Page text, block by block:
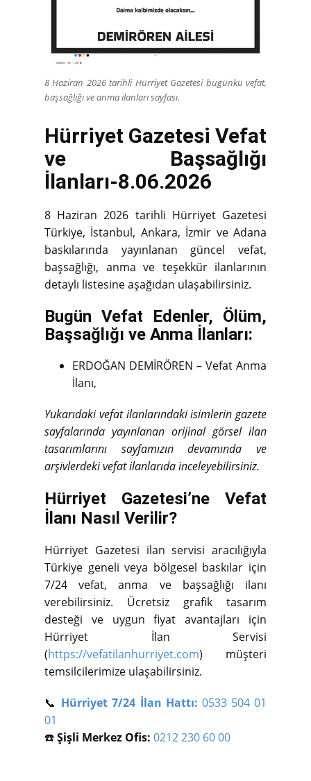
8 Haziran 2026 tarihli Hürriyet Gazetesi bugünkü vefat,
başsağlığı ve anma ilanları sayfası.
Hürriyet Gazetesi Vefat
ve Başsağlığı
İlanları-8.06.2026
8 Haziran 2026 tarihli Hürriyet Gazetesi
Türkiye, İstanbul, Ankara, İzmir ve Adana
baskılarında yayınlanan güncel vefat,
başsağlığı, anma ve teşekkür ilanlarının
detaylı listesine aşağıdan ulaşabilirsiniz.
Bugün Vefat Edenler, Ölüm,
Başsağlığı ve Anma İlanları:
ERDOĞAN DEMİRÖREN – Vefat Anma
İlanı,
Yukarıdaki vefat ilanlarındaki isimlerin gazete
sayfalarında yayınlanan orijinal görsel ilan
tasarımlarını sayfamızın devamında ve
arşivlerdeki vefat ilanlarıda inceleyebilirsiniz.
Hürriyet Gazetesi’ne Vefat
İlanı Nasıl Verilir?
Hürriyet Gazetesi ilan servisi aracılığıyla
Türkiye geneli veya bölgesel baskılar için
7/24 vefat, anma ve başsağlığı ilanı
verebilirsiniz. Ücretsiz grafik tasarım
desteği ve uygun fiyat avantajları için
Hürriyet İlan Servisi
(https://vefatilanhurriyet.com) müşteri
temsilcilerimize ulaşabilirsiniz.
📞 Hürriyet 7/24 İlan Hattı: 0533 504 01
01
☎️Şişli Merkez Ofis: 0212 230 60 00